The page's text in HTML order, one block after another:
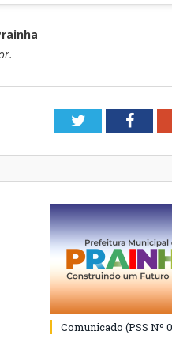
Twitter
Comunicado (PSS Nº